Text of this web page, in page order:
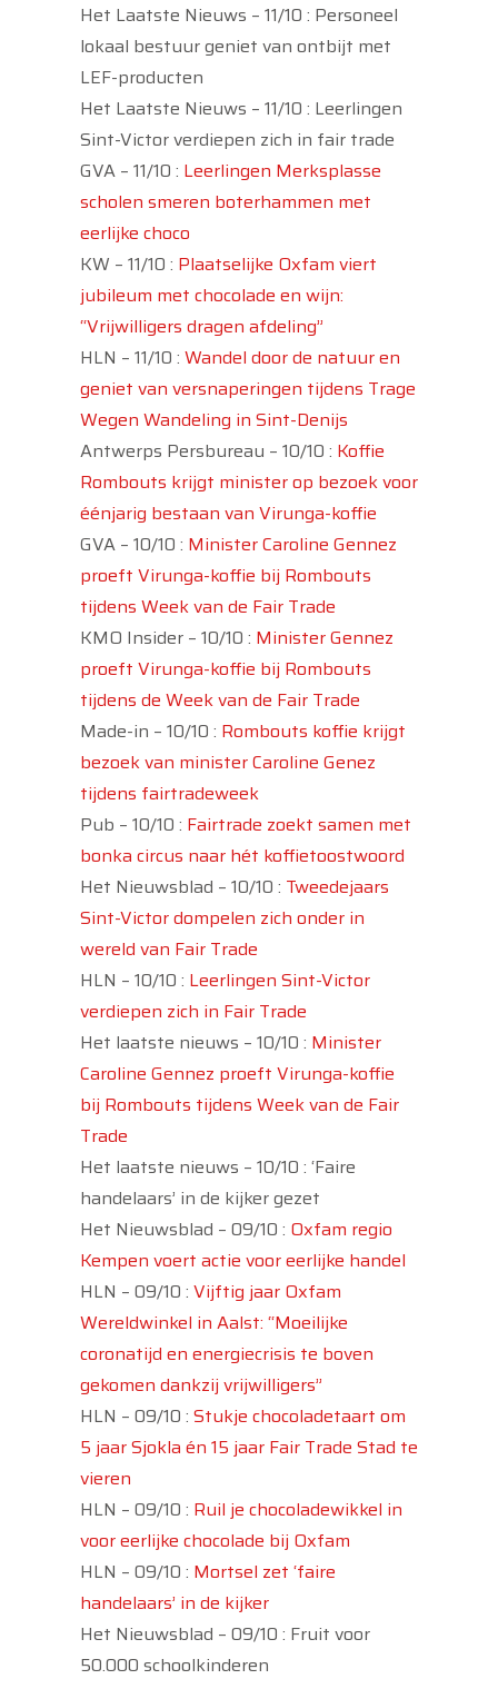
Het Laatste Nieuws – 11/10 : Personeel
lokaal bestuur geniet van ontbijt met
LEF-producten
Het Laatste Nieuws – 11/10 : Leerlingen
Sint-Victor verdiepen zich in fair trade
GVA – 11/10 : Leerlingen Merksplasse
scholen smeren boterhammen met
eerlijke choco
KW – 11/10 : Plaatselijke Oxfam viert
jubileum met chocolade en wijn:
“Vrijwilligers dragen afdeling”
HLN – 11/10 : Wandel door de natuur en
geniet van versnaperingen tijdens Trage
Wegen Wandeling in Sint-Denijs
Antwerps Persbureau – 10/10 : Koffie
Rombouts krijgt minister op bezoek voor
éénjarig bestaan van Virunga-koffie
GVA – 10/10 : Minister Caroline Gennez
proeft Virunga-koffie bij Rombouts
tijdens Week van de Fair Trade
KMO Insider – 10/10 : Minister Gennez
proeft Virunga-koffie bij Rombouts
tijdens de Week van de Fair Trade
Made-in – 10/10 : Rombouts koffie krijgt
bezoek van minister Caroline Genez
tijdens fairtradeweek
Pub – 10/10 : Fairtrade zoekt samen met
bonka circus naar hét koffietoostwoord
Het Nieuwsblad – 10/10 : Tweedejaars
Sint-Victor dompelen zich onder in
wereld van Fair Trade
HLN – 10/10 : Leerlingen Sint-Victor
verdiepen zich in Fair Trade
Het laatste nieuws – 10/10 : Minister
Caroline Gennez proeft Virunga-koffie
bij Rombouts tijdens Week van de Fair
Trade
Het laatste nieuws – 10/10 : ‘Faire
handelaars’ in de kijker gezet
Het Nieuwsblad – 09/10 : Oxfam regio
Kempen voert actie voor eerlijke handel
HLN – 09/10 : Vijftig jaar Oxfam
Wereldwinkel in Aalst: “Moeilijke
coronatijd en energiecrisis te boven
gekomen dankzij vrijwilligers”
HLN – 09/10 : Stukje chocoladetaart om
5 jaar Sjokla én 15 jaar Fair Trade Stad te
vieren
HLN – 09/10 : Ruil je chocoladewikkel in
voor eerlijke chocolade bij Oxfam
HLN – 09/10 : Mortsel zet ‘faire
handelaars’ in de kijker
Het Nieuwsblad – 09/10 : Fruit voor
50.000 schoolkinderen